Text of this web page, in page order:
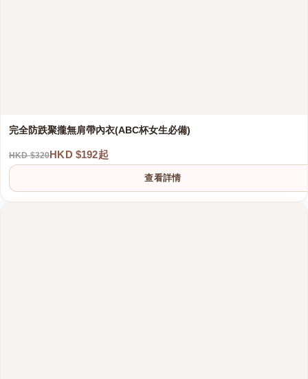
完全防跌聚攏無肩帶內衣(ABC杯女生必備)
HKD $320HKD $192起
查看詳情